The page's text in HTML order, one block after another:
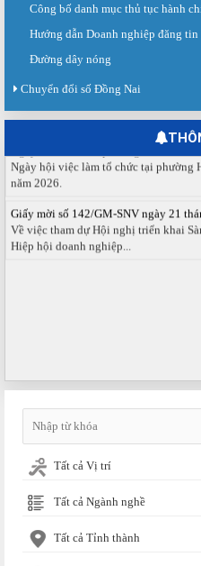
Công bố danh mục thủ tục hành
Hướng dẫn Doanh nghiệp đăng
Đường dây nóng
Chuyển đổi số Đồng Nai
Sàn giao dịch việc làm lần thứ 08 năm
Sáng ngày 03/8/2026, Trung tâm
Báo cáo kết quả tổ chức Sàn giao
tháng 08 năm 2026.
Ngày hội việc làm phường Hố Nai
Ngày hội việc làm tổ chức tại phường
năm 2026.
Về việc tham dự Hội nghị triển khai
Hiệp hội doanh nghiệp...
Tất cả Vị trí
Tất cả Ngành nghề
Tất cả Tỉnh thành